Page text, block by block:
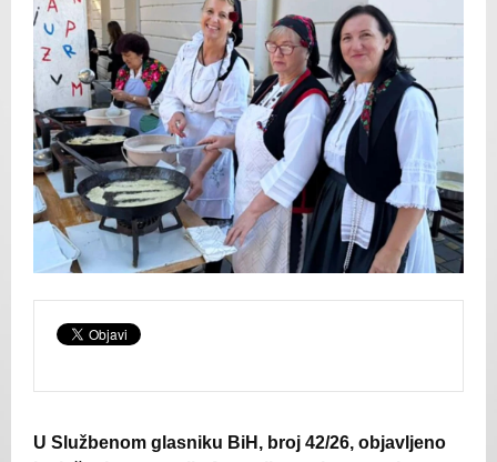
U Službenom glasniku BiH, broj 42/26, objavljeno